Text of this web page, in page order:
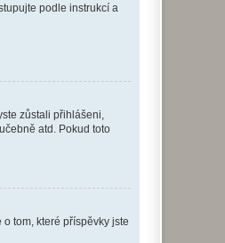
podle instrukcí a
zůstali přihlášeni,
atd. Pokud toto
tom, které příspěvky jste